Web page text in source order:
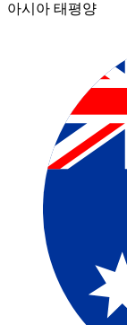
아시아 태평양​​